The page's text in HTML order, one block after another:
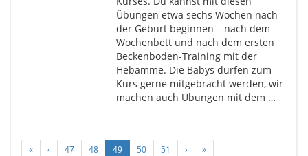
Übungen etwa sechs Wochen nach
der Geburt beginnen – nach dem
Wochenbett und nach dem ersten
Beckenboden-Training mit der
Hebamme. Die Babys dürfen zum
Kurs gerne mitgebracht werden, wir
machen auch Übungen mit dem …
« ‹ 47 48 49 50 51 › »